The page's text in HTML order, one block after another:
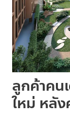
ลูกค้าคน
ใหม่ หลั